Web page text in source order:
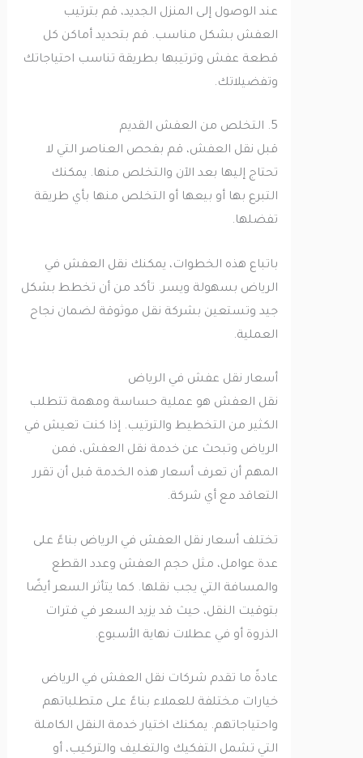
عند الوصول إلى المنزل الجديد، قم بترتيب
العفش بشكل مناسب. قم بتحديد أماكن كل
قطعة عفش وترتيبها بطريقة تناسب احتياجاتك
وتفضيلاتك.
قبل نقل العفش، قم بفحص العناصر التي لا
تحتاج إليها بعد الآن والتخلص منها. يمكنك
التبرع بها أو بيعها أو التخلص منها بأي طريقة
تفضلها.
باتباع هذه الخطوات، يمكنك نقل العفش في
الرياض بسهولة ويسر. تأكد من أن تخطط بشكل
جيد وتستعين بشركة نقل موثوقة لضمان نجاح
العملية.
أسعار نقل عفش في الرياض
نقل العفش هو عملية حساسة ومهمة تتطلب
الكثير من التخطيط والترتيب. إذا كنت تعيش في
الرياض وتبحث عن خدمة نقل العفش، فمن
المهم أن تعرف أسعار هذه الخدمة قبل أن تقرر
التعاقد مع أي شركة.
تختلف أسعار نقل العفش في الرياض بناءً على
عدة عوامل، مثل حجم العفش وعدد القطع
والمسافة التي يجب نقلها. كما يتأثر السعر أيضًا
بتوقيت النقل، حيث قد يزيد السعر في فترات
الذروة أو في عطلات نهاية الأسبوع.
عادةً ما تقدم شركات نقل العفش في الرياض
خيارات مختلفة للعملاء بناءً على متطلباتهم
واحتياجاتهم. يمكنك اختيار خدمة النقل الكاملة
التي تشمل التفكيك والتغليف والتركيب، أو